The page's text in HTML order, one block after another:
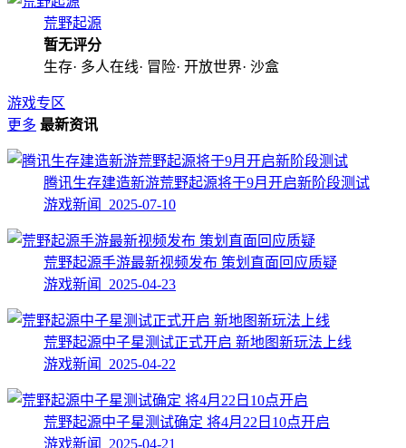
荒野起源
暂无评分
生存· 多人在线· 冒险· 开放世界· 沙盒
游戏专区
更多 最新资讯
腾讯生存建造新游荒野起源将于9月开启新阶段测试
游戏新闻 2025-07-10
荒野起源手游最新视频发布 策划直面回应质疑
游戏新闻 2025-04-23
荒野起源中子星测试正式开启 新地图新玩法上线
游戏新闻 2025-04-22
荒野起源中子星测试确定 将4月22日10点开启
游戏新闻 2025-04-21